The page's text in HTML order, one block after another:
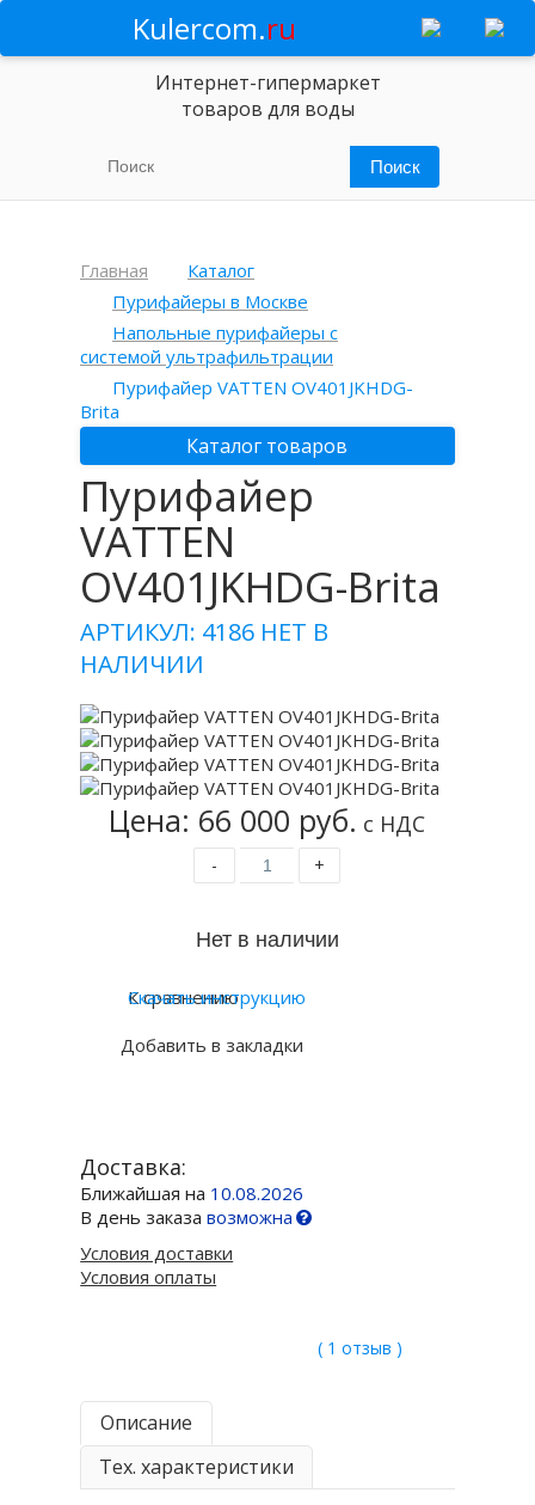
Kulercom.ru
Интернет-гипермаркет
товаров для воды
Главная
Каталог
Пурифайеры в Москве
Напольные пурифайеры с
системой ультрафильтрации
Пурифайер VATTEN OV401JKHDG-
Brita
Каталог товаров
Пурифайер
VATTEN
OV401JKHDG-Brita
АРТИКУЛ: 4186 НЕТ В
НАЛИЧИИ
Цена: 66 000 руб. с НДС
- +
К сравнению
Добавить в закладки
Скачать инструкцию
Доставка:
Ближайшая на 10.08.2026
В день заказавозможна
Условия доставки
Условия оплаты
( 1 отзыв )
Описание
Тех. характеристики